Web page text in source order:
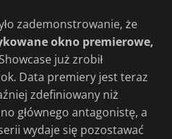
zademonstrowanie, że
okno premierowe,
już zrobił
Data premiery jest teraz
zdefiniowany niż
głównego antagonistę, a
wydaje się pozostawać